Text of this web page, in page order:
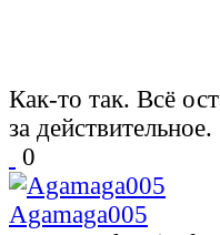
Как-то так. Всё
за действительное.
0
Agamaga005